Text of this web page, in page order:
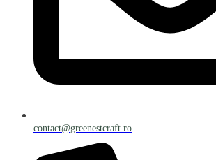
contact@greenestcraft.ro